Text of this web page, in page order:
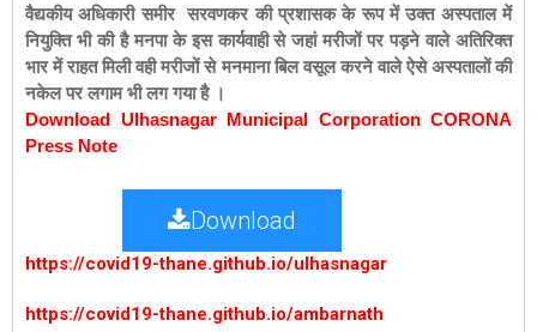
वैद्यकीय अधिकारी समीर सरवणकर की प्रशासक के रूप में उक्त अस्पताल में
नियुक्ति भी की है मनपा के इस कार्यवाही से जहां मरीजों पर पड़ने वाले अतिरिक्त
भार में राहत मिली वही मरीजों से मनमाना बिल वसूल करने वाले ऐसे अस्पतालों की
नकेल पर लगाम भी लग गया है ।
Download Ulhasnagar Municipal Corporation CORONA
Press Note
Download
https://covid19-thane.github.io/ulhasnagar
https://covid19-thane.github.io/ambarnath